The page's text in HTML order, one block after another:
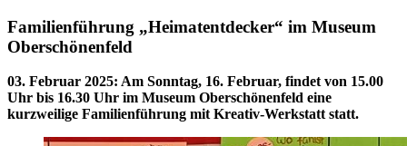
Familienführung „Heimatentdecker“ im Museum
Oberschönenfeld
03. Februar 2025: Am Sonntag, 16. Februar, findet von 15.00
Uhr bis 16.30 Uhr im Museum Oberschönenfeld eine
kurzweilige Familienführung mit Kreativ-Werkstatt statt.